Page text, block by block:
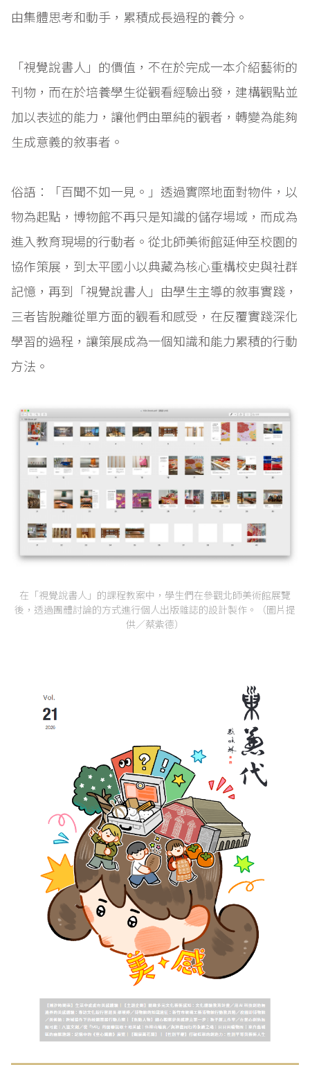
由集體思考和動手，累積成長過程的養分。
「視覺說書人」的價值，不在於完成一本介紹藝術的
刊物，而在於培養學生從觀看經驗出發，建構觀點並
加以表述的能力，讓他們由單純的觀者，轉變為能夠
生成意義的敘事者。
俗語：「百聞不如一見。」透過實際地面對物件，以
物為起點，博物館不再只是知識的儲存場域，而成為
進入教育現場的行動者。從北師美術館延伸至校園的
協作策展，到太平國小以典藏為核心重構校史與社群
記憶，再到「視覺說書人」由學生主導的敘事實踐，
三者皆脫離從單方面的觀看和感受，在反覆實踐深化
學習的過程，讓策展成為一個知識和能力累積的行動
方法。
在「視覺說書人」的課程教案中，學生們在參觀北師美術館展覽
後，透過團體討論的方式進行個人出版雜誌的設計製作。（圖片提
供／蔡紫德）